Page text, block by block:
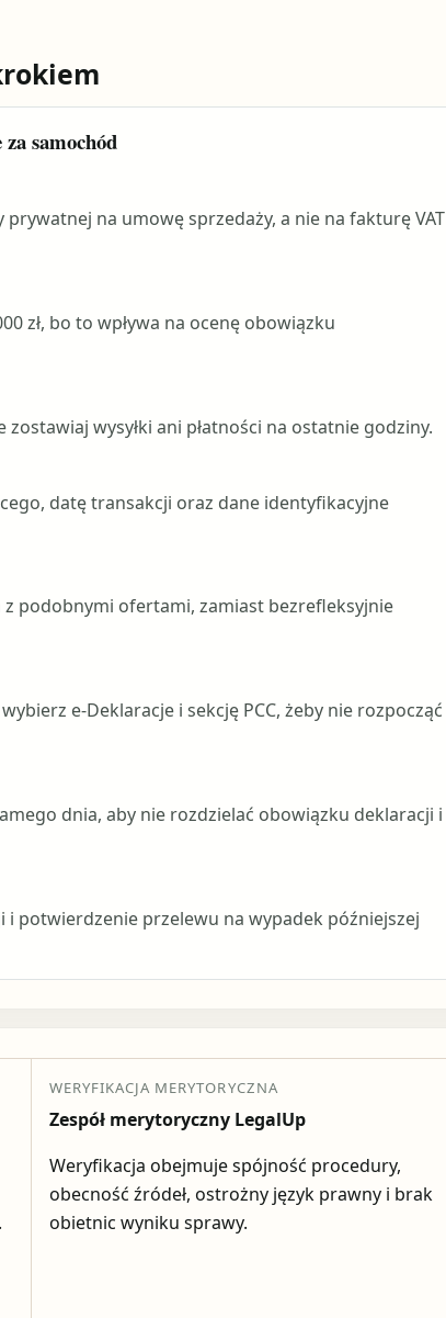
samochód
na umowę sprzedaży, a nie na fakturę VAT
zł, bo to wpływa na ocenę obowiązku
wysyłki ani płatności na ostatnie godziny.
datę transakcji oraz dane identyfikacyjne
podobnymi ofertami, zamiast bezrefleksyjnie
e-Deklaracje i sekcję PCC, żeby nie rozpocząć
dnia, aby nie rozdzielać obowiązku deklaracji i
potwierdzenie przelewu na wypadek późniejszej
WERYFIKACJA MERYTORYCZNA
Zespół merytoryczny LegalUp
Weryfikacja obejmuje spójność procedury,
obecność źródeł, ostrożny język prawny i brak
obietnic wyniku sprawy.